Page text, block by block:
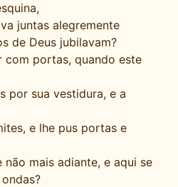
juntas alegremente
de Deus jubilavam?
com portas, quando este
por sua vestidura, e a
e lhe pus portas e
não mais adiante, e aqui se